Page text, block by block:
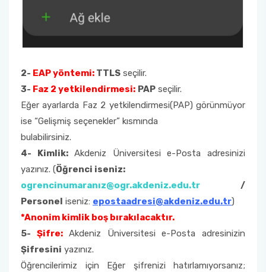
2- EAP yöntemi: TTLS seçilir.
3- Faz 2 yetkilendirmesi: PAP seçilir.
Eğer ayarlarda Faz 2 yetkilendirmesi(PAP) görünmüyor
ise “Gelişmiş seçenekler” kısmında
bulabilirsiniz.
4- Kimlik:Akdeniz Üniversitesi e-Posta adresinizi
yazınız. (Öğrenci iseniz:
ogrencinumaranız@ogr.akdeniz.edu.tr /
Personel iseniz: epostaadresi@akdeniz.edu.tr)
*Anonim kimlik boş bırakılacaktır.
5- Şifre:Akdeniz Üniversitesi e-Posta adresinizin
Şifresini yazınız.
Öğrencilerimiz için Eğer şifrenizi hatırlamıyorsanız;